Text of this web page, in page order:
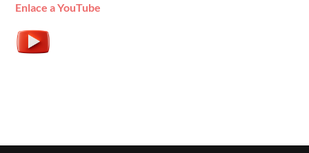
Enlace a YouTube